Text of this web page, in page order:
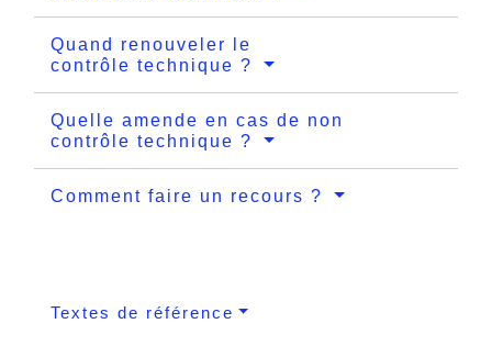
Quand renouveler le
contrôle technique ?
Quelle amende en cas de non
contrôle technique ?
Comment faire un recours ?
Textes de référence